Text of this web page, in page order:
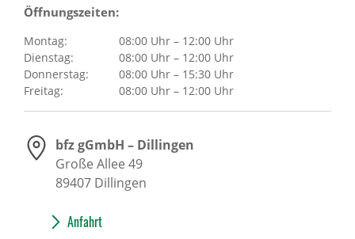
Öffnungszeiten:
Montag:
08:00 Uhr – 12:00 Uhr
Dienstag:
08:00 Uhr – 12:00 Uhr
Donnerstag:
08:00 Uhr – 15:30 Uhr
Freitag:
08:00 Uhr – 12:00 Uhr
bfz gGmbH – Dillingen
Große Allee 49
89407 Dillingen
Anfahrt